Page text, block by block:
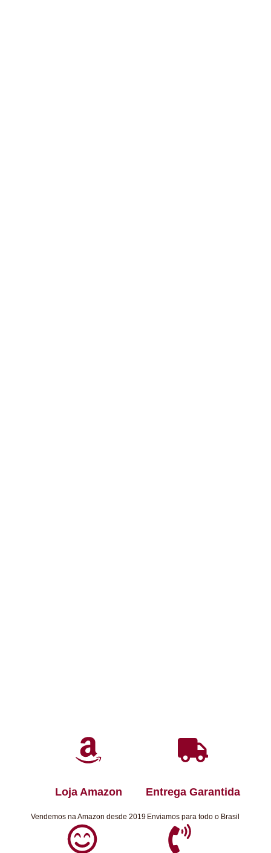
Loja Amazon
Vendemos na Amazon desde 2019
Entrega Garantida
Enviamos para todo o Brasil